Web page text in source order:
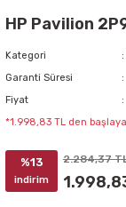
HP Pavilion
Kategori
Garanti Süresi
Fiyat
*1.998,83 TL den
%13
indirim
2.284,37